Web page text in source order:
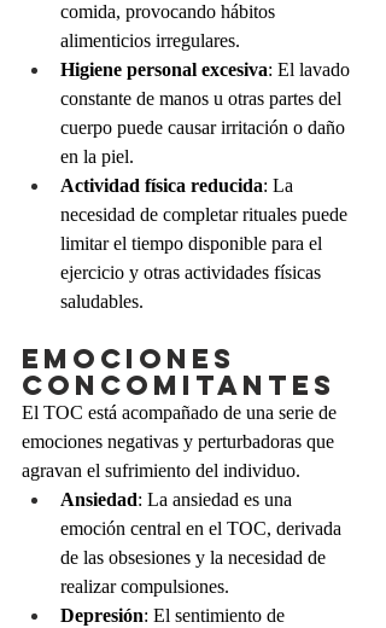
comida, provocando hábitos
alimenticios irregulares.
Higiene personal excesiva: El lavado
constante de manos u otras partes del
cuerpo puede causar irritación o daño
en la piel.
Actividad física reducida: La
necesidad de completar rituales puede
limitar el tiempo disponible para el
ejercicio y otras actividades físicas
saludables.
Emociones
Concomitantes
El TOC está acompañado de una serie de
emociones negativas y perturbadoras que
agravan el sufrimiento del individuo.
Ansiedad: La ansiedad es una
emoción central en el TOC, derivada
de las obsesiones y la necesidad de
realizar compulsiones.
Depresión: El sentimiento de